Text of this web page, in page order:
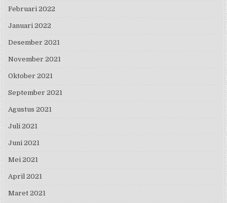
Februari 2022
Januari 2022
Desember 2021
November 2021
Oktober 2021
September 2021
Agustus 2021
Juli 2021
Juni 2021
Mei 2021
April 2021
Maret 2021